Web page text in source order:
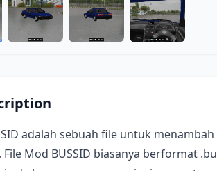
adalah sebuah file untuk
File Mod BUSSID biasanya berformat